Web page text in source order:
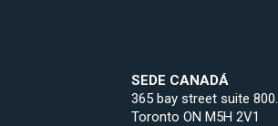
SEDE CANADÁ
365 bay street suite 800.
Toronto ON M5H 2V1